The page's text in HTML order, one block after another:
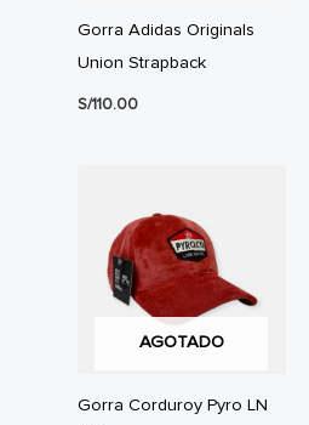
Gorra Adidas Originals
Union Strapback
S/110.00
AGOTADO
Gorra Corduroy Pyro LN